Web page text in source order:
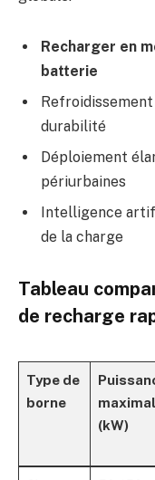
Recharger en
batterie
durabilité
Déploiement
périurbaines
Intelligence
de la charge
Tableau
de recharge
Type de
borne
(kW)